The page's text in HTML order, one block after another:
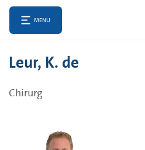
MENU
Leur, K. de
Chirurg